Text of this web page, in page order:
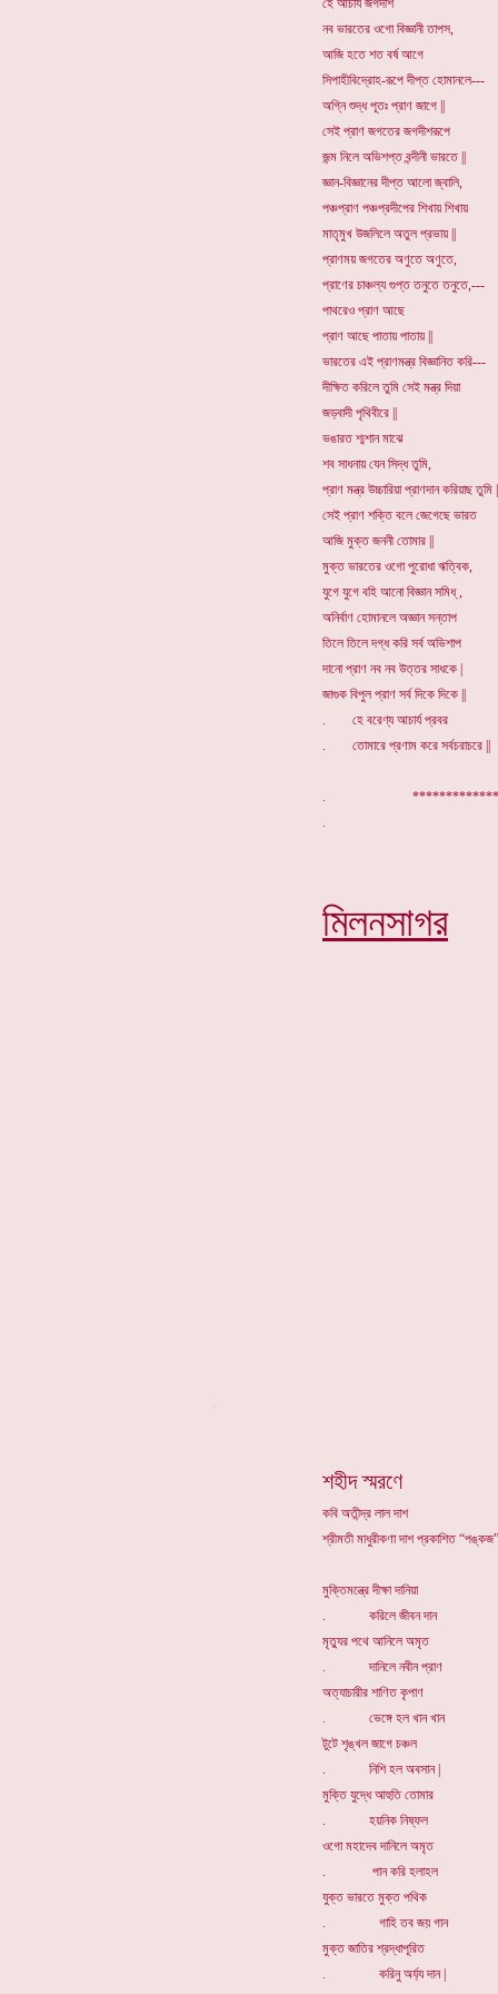
হে আচার্য জগদীশ
নব ভারতের ওগো বিজ্ঞানী তাপস,
আজি হতে শত বর্ষ আগে
সিপাহীবিদ্রোহ-রূপে দীপ্ত হোমানলে---
অগ্নি শুদ্ধ পূতঃ প্রাণ জাগে ||
সেই প্রাণ জগতের জগদীশরূপে
জন্ম নিলে অভিশপ্ত বন্দীনী ভারতে ||
জ্ঞান-বিজ্ঞানের দীপ্ত আলো জ্বালি,
পঞ্চপ্রাণ পঞ্চপ্রদীপের শিখায় শিখায়
মাতৃমুখ উজলিলে অতুল প্রভায় ||
প্রাণময় জগতের অণুতে অণুতে,
প্রাণের চাঞ্চল্য গুপ্ত তনুতে তনুতে,---
পাথরেও প্রাণ আছে
প্রাণ আছে পাতায় পাতায় ||
ভারতের এই প্রাণমন্ত্র বিজ্ঞানিত করি---
দীক্ষিত করিলে তুমি সেই মন্ত্র দিয়া
জড়বাদী পৃথিবীরে ||
ভঙারত শ্মশান মাঝে
শব সাধনায় যেন সিদ্ধ তুমি,
প্রাণ মন্ত্র উচ্চারিয়া প্রাণদান করিয়াছ তুমি
সেই প্রাণ শক্তি বলে জেগেছে ভারত
আজি মুক্ত জননী তোমার ||
মুক্ত ভারতের ওগো পুরোধা ঋত্বিক,
যুগে যুগে বহি আনো বিজ্ঞান সমিধ্ ,
অনির্বাণ হোমানলে অজ্ঞান সন্তাপ
তিলে তিলে দগ্ধ করি সর্ব অভিশাপ
দানো প্রাণ নব নব উত্তর সাধকে |
জাগুক বিপুল প্রাণ সর্ব দিকে দিকে ||
. হে বরেণ্য আচার্য প্রবর
. তোমারে প্রণাম করে সর্বচরাচরে ||
.
মিলনসাগর
শহীদ স্মরণে
কবি অতীন্দ্র লাল দাশ
শ্রীমতী মাধুরীকণা দাশ প্রকাশিত
মুক্তিমন্ত্রে দীক্ষা দানিয়া
. করিলে জীবন দান
মৃত্যুর পথে আনিলে অমৃত
. দানিলে নবীন প্রাণ
অত্যাচারীর শাণিত কৃপাণ
. ভেঙ্গে হল খান খান
টুটে শৃঙ্খল জাগে চঞ্চল
. নিশি হল অবসান |
মুক্তি যুদ্ধে আহুতি তোমার
. হয়নিক নিষ্ফল
ওগো মহাদেব দানিলে অমৃত
. পান করি হলাহল
যুক্ত ভারতে মুক্ত পথিক
. গাহি তব জয় গান
মুক্ত জাতির শ্রদ্ধাপূরিত
. করিনু অর্য্য দান |